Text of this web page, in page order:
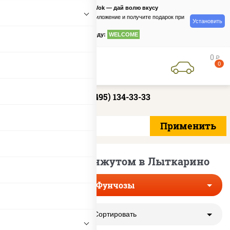
PizzaSushiWok — дай волю вкусу
Скачайте приложение и получите подарок при
по промокоду: WELCOME
Установить
0 руб
0
+7 (495) 134-33-33
Фунчозы с кунжутом в Лыткарино
Фунчозы
Сортировать